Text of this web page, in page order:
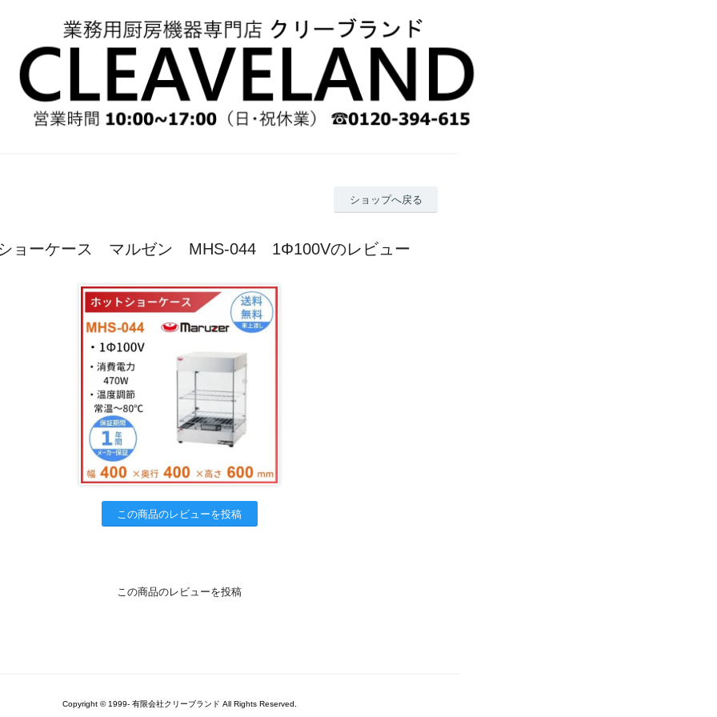
ショップへ戻る
ョーケース マルゼン MHS-044 1Φ100Vのレビュー
この商品のレビューを投稿
この商品のレビューを投稿
Copyright © 1999- 有限会社クリーブランド All Rights Reserved.